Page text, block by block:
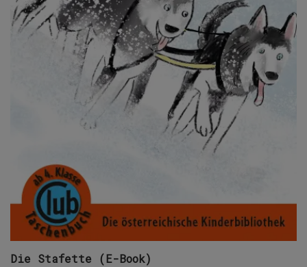
Die Stafette (E-Book)